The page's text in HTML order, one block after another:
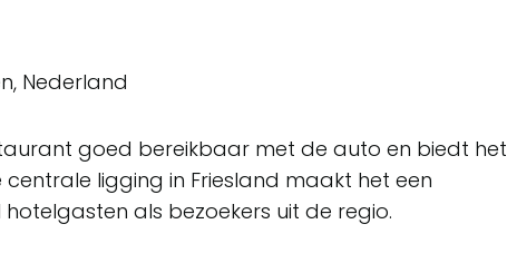
Nederland
goed bereikbaar met de auto en biedt het
ligging in Friesland maakt het een
als bezoekers uit de regio.